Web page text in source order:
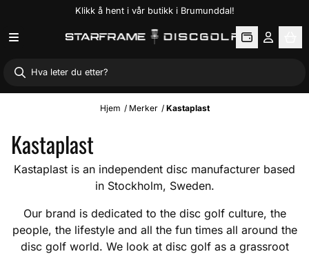
Hopp til innholdKlikk å hent i vår butikk i Brumunddal!
Hjem / Merker / Kastaplast
Kastaplast
Kastaplast is an independent disc manufacturer based
in Stockholm, Sweden.
Our brand is dedicated to the disc golf culture, the
people, the lifestyle and all the fun times all around the
disc golf world. We look at disc golf as a grassroot